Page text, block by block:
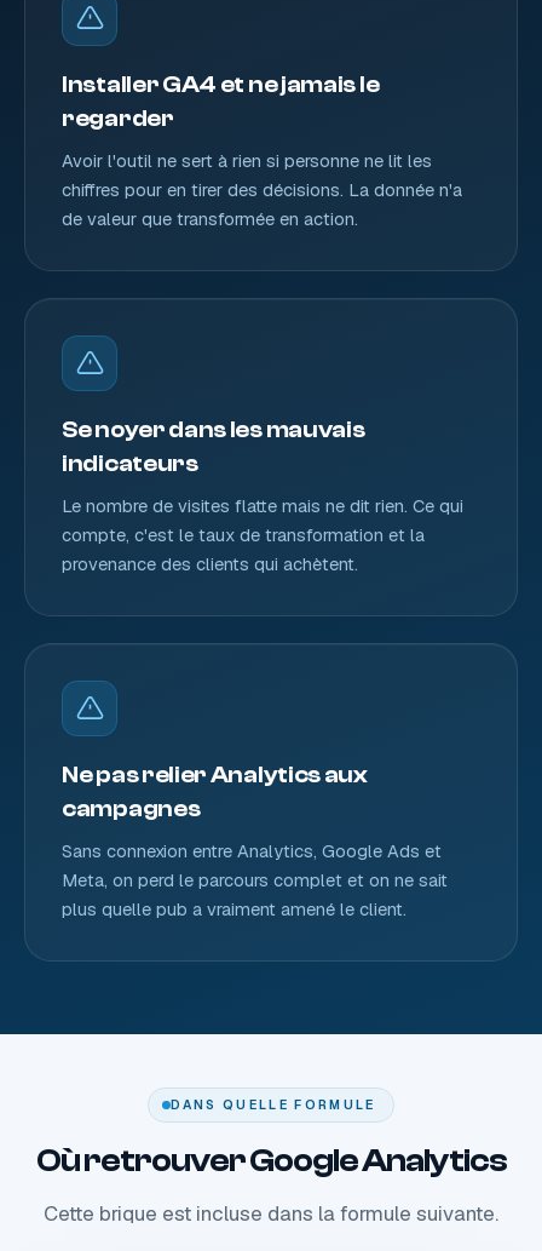
Installer GA4 et ne jamais le
regarder
Avoir l'outil ne sert à rien si personne ne lit les
chiffres pour en tirer des décisions. La donnée n'a
de valeur que transformée en action.
Se noyer dans les mauvais
indicateurs
Le nombre de visites flatte mais ne dit rien. Ce qui
compte, c'est le taux de transformation et la
provenance des clients qui achètent.
Ne pas relier Analytics aux
campagnes
Sans connexion entre Analytics, Google Ads et
Meta, on perd le parcours complet et on ne sait
plus quelle pub a vraiment amené le client.
DANS QUELLE FORMULE
Où retrouver Google Analytics
Cette brique est incluse dans la formule suivante.